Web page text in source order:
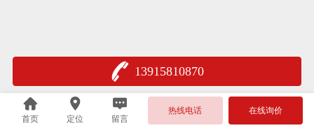
13915810870
首页 定位 留言
热线电话 在线询价
苏公网安备 32048202001000